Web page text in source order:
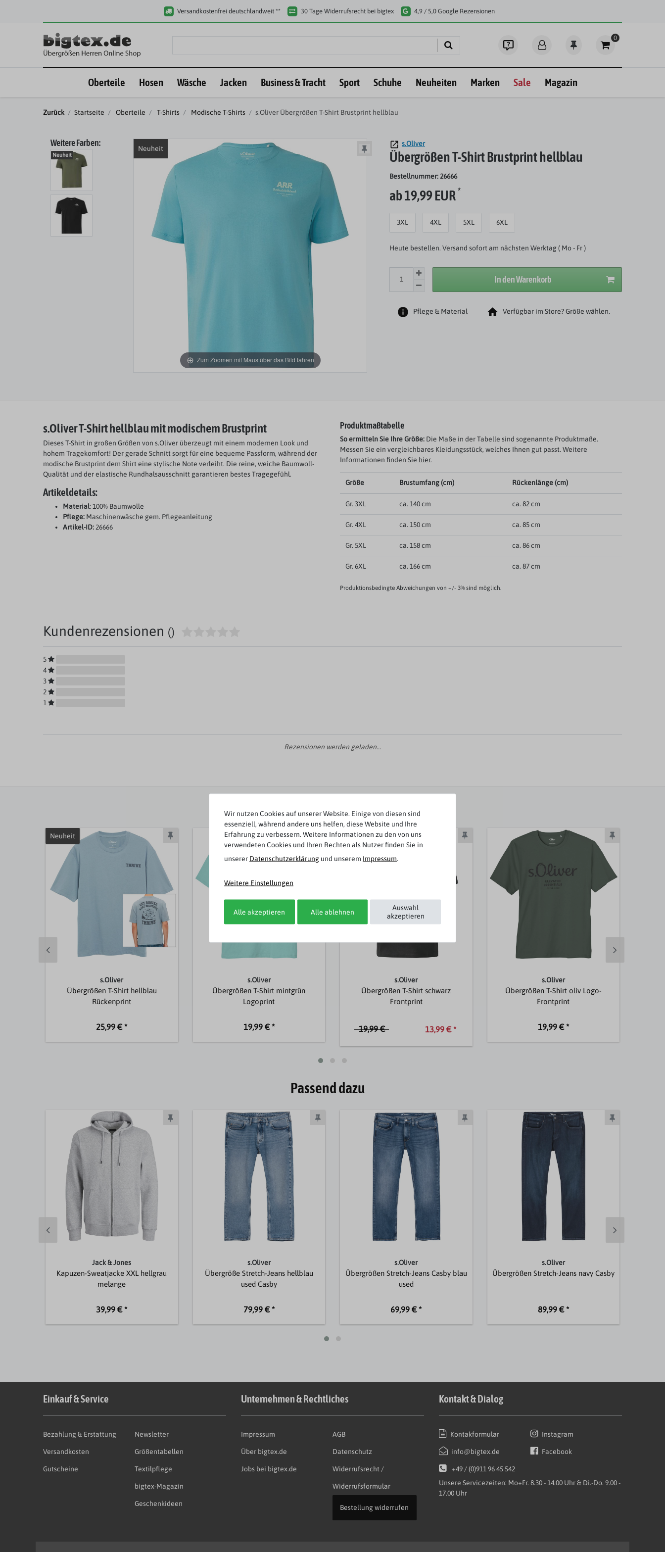
Versandkostenfrei deutschlandweit ** 30 Tage Widerrufsrecht bei bigtex 4,9 / 5,0 Google Rezensionen
0
Oberteile Hosen Wäsche Jacken Business & Tracht Sport Schuhe Neuheiten Marken Sale Magazin
Zurück Startseite Oberteile T-Shirts Modische T-Shirts s.Oliver Übergrößen T-Shirt Brustprint hellblau
Weitere Farben:
Neuheit
Zum Zoomen mit Maus über das Bild fahren
Neuheit
s.Oliver
Übergrößen T-Shirt Brustprint hellblau
Bestellnummer: 26666
ab 19,99 EUR*
3XL 4XL 5XL 6XL
Heute bestellen. Versand sofort am nächsten Werktag ( Mo - Fr )
In den Warenkorb
Pflege & Material Verfügbar im Store? Größe wählen.
s.Oliver T-Shirt hellblau mit modischem Brustprint
Dieses T-Shirt in großen Größen von s.Oliver überzeugt mit einem modernen Look und
hohem Tragekomfort! Der gerade Schnitt sorgt für eine bequeme Passform, während der
modische Brustprint dem Shirt eine stylische Note verleiht. Die reine, weiche Baumwoll-
Qualität und der elastische Rundhalsausschnitt garantieren bestes Tragegefühl.
Artikeldetails:
Material: 100% Baumwolle
Pflege: Maschinenwäsche gem. Pflegeanleitung
Artikel-ID: 26666
Produktmaßtabelle
So ermitteln Sie Ihre Größe: Die Maße in der Tabelle sind sogenannte Produktmaße.
Messen Sie ein vergleichbares Kleidungsstück, welches Ihnen gut passt. Weitere
Informationen finden Sie hier.
Größe Brustumfang (cm) Rückenlänge (cm)
Gr. 3XL ca. 140 cm ca. 82 cm
Gr. 4XL ca. 150 cm ca. 85 cm
Gr. 5XL ca. 158 cm ca. 86 cm
Gr. 6XL ca. 166 cm ca. 87 cm
Produktionsbedingte Abweichungen von +/- 3% sind möglich.
Kundenrezensionen ()
5
4
3
2
1
Rezensionen werden geladen...
Weitere Artikel von s.Oliver
Neuheit
s.Oliver
Übergrößen T-Shirt hellblau
Rückenprint
25,99 € *
s.Oliver
Übergrößen T-Shirt mintgrün
Logoprint
19,99 € *
-30%
s.Oliver
Übergrößen T-Shirt schwarz
Frontprint
19,99 € 13,99 € *
s.Oliver
Übergrößen T-Shirt oliv Logo-
Frontprint
19,99 € *
Passend dazu
Jack & Jones
Kapuzen-Sweatjacke XXL hellgrau
melange
39,99 € *
s.Oliver
Übergröße Stretch-Jeans hellblau
used Casby
79,99 € *
s.Oliver
Übergrößen Stretch-Jeans Casby blau
used
69,99 € *
s.Oliver
Übergrößen Stretch-Jeans navy Casby
89,99 € *
Wir nutzen Cookies auf unserer Website. Einige von diesen sind
essenziell, während andere uns helfen, diese Website und Ihre
Erfahrung zu verbessern. Weitere Informationen zu den von uns
verwendeten Cookies und Ihren Rechten als Nutzer finden Sie in
unserer Daten­schutz­erklärung und unserem Impressum.
Weitere Einstellungen
Alle akzeptieren Alle ablehnen
Auswahl
akzeptieren
Einkauf & Service
Bezahlung & Erstattung
Versandkosten
Gutscheine
Newsletter
Größentabellen
Textilpflege
bigtex-Magazin
Geschenkideen
Unternehmen & Rechtliches
Impressum
Über bigtex.de
Jobs bei bigtex.de
AGB
Datenschutz
Widerrufsrecht /
Widerrufsformular
Bestellung widerrufen
Kontakt & Dialog
Kontakformular
info@bigtex.de
Instagram
Facebook
+49 / (0)911 96 45 542
Unsere Servicezeiten: Mo+Fr. 8.30 - 14.00 Uhr & Di.-Do. 9.00 -
17.00 Uhr